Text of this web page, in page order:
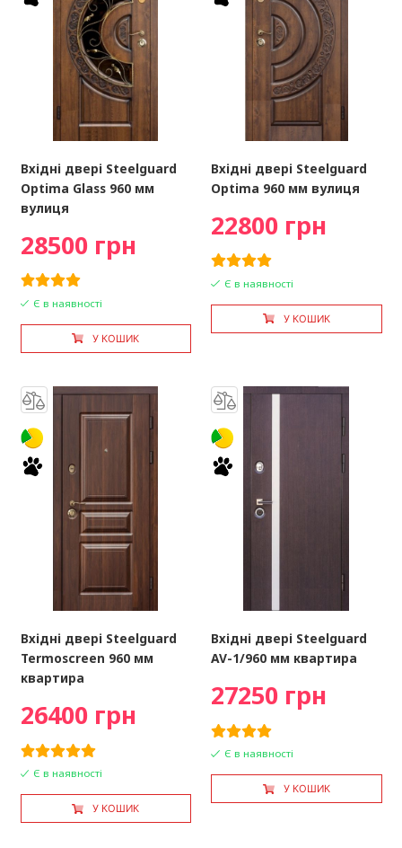
Вхідні двері Steelguard
Optima Glass 960 мм
вулиця
28500 грн
Є в наявності
У КОШИК
Вхідні двері Steelguard
Optima 960 мм вулиця
22800 грн
Є в наявності
У КОШИК
Вхідні двері Steelguard
Termoscreen 960 мм
квартира
26400 грн
Є в наявності
У КОШИК
Вхідні двері Steelguard
AV-1/960 мм квартира
27250 грн
Є в наявності
У КОШИК